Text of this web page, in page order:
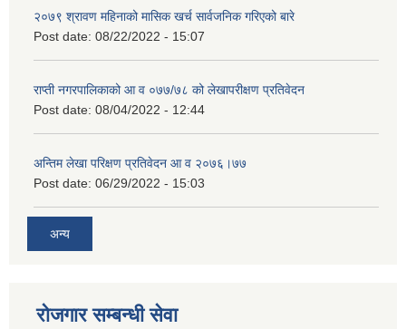
२०७९ श्रावण महिनाको मासिक खर्च सार्वजनिक गरिएको बारे
Post date: 08/22/2022 - 15:07
राप्ती नगरपालिकाको आ व ०७७/७८ को लेखापरीक्षण प्रतिवेदन
Post date: 08/04/2022 - 12:44
अन्तिम लेखा परिक्षण प्रतिवेदन आ व २०७६।७७
Post date: 06/29/2022 - 15:03
अन्य
रोजगार सम्बन्धी सेवा